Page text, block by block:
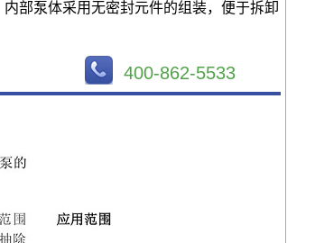
部泵体采用无密封元件的组装，便于拆卸
400-862-5533